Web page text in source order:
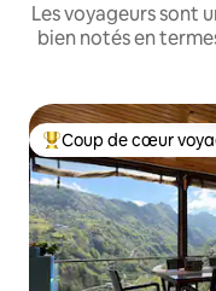
Les voyageurs sont
bien notés en
Coups de cœur
Coup de cœur